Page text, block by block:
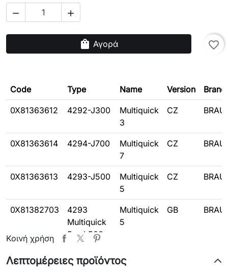
 
shopping_bag Αγορά favorite_border
Code Type Name Version Brand
0X81363612 4292-J300
Multiquick
3
CZ
0X81363614 4294-J700
Multiquick
7
CZ
0X81363613 4293-J500
Multiquick
5
CZ
0X81382703
4293
Multiquick
5 - J 500,
Multiquick
5
GB
0X81382704
4294
Multiquick
Κοινή χρήση
Λεπτομέρειες προϊόντος